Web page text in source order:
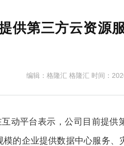
供第三方云资源
编辑：格隆汇 格隆汇 时间：
动平台表示，公司目前提供
的企业提供数据中心服务、